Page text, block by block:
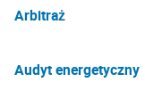
Arbitraż
Audyt energetyczny